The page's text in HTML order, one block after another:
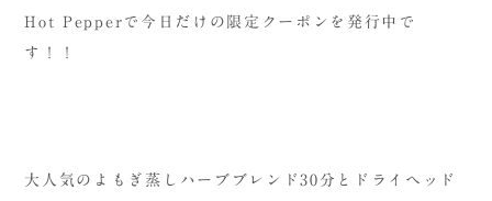
Hot Pepper で今日だけの限定クーポンを発行中で
す！！
大人気のよもぎ蒸しハーブブレンド30分とドライヘッド